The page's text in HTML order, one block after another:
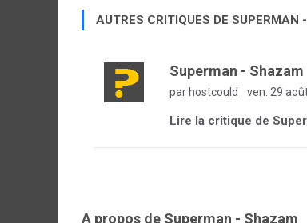
AUTRES CRITIQUES DE SUPERMAN
Superman - Shazam
par hostcould ven. 29
Lire la critique de
A propos de Superman - Shazam